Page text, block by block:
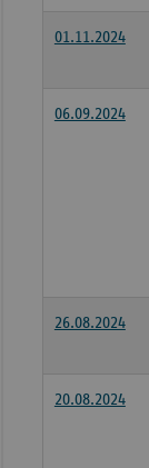
01.11.2024
06.09.2024
26.08.2024
20.08.2024